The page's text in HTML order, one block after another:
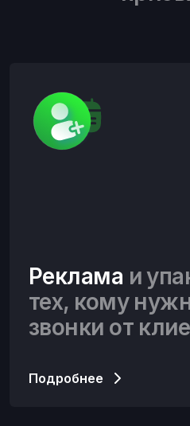
Реклама и
тех, кому
звонки от
Подробнее